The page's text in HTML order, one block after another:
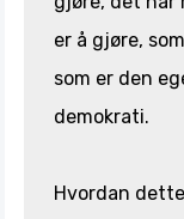
er å gjøre,
som er den
demokrati.
Hvordan